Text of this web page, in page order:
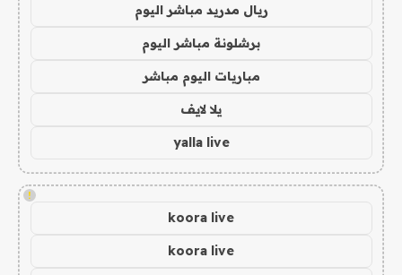
ريال مدريد مباشر اليوم
برشلونة مباشر اليوم
مباريات اليوم مباشر
يلا لايف
yalla live
!
koora live
koora live